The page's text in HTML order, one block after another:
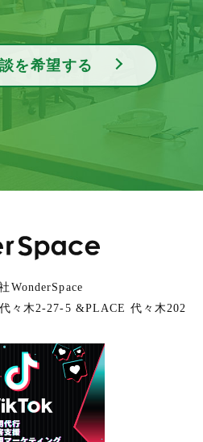
を希望する
WonderSpace
々木2-27-5 &PLACE 代々木202